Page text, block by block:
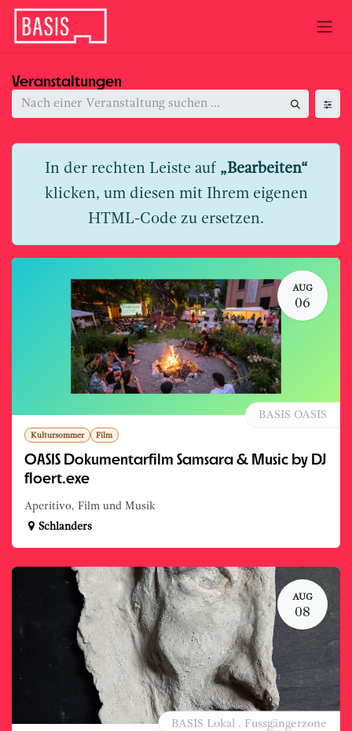
Zum Inhalt springen
Veranstaltungen
In der rechten Leiste auf „Bearbeiten“
klicken, um diesen mit Ihrem eigenen
HTML-Code zu ersetzen.
AUG
06
Kultursommer Film
OASIS Dokumentarfilm Samsara & Music by DJ
floert.exe
Aperitivo, Film und Musik
BASIS OASIS
Schlanders
AUG
08
BASIS Lokal . Fussgängerzone